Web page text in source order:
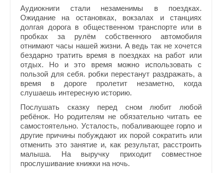
Аудиокниги стали незаменимы в поездках.
Ожидание на остановках, вокзалах и станциях
долгая дорога в общественном транспорте или в
пробках за рулём собственного автомобиля
отнимают часы нашей жизни. А ведь так не хочется
бездарно тратить время в поездках на работ или
отдых. Но и это время можно использовать с
пользой для себя. робки перестанут раздражать, а
время в дороге пролетит незаметно, когда
слушаешь интересную историю.
Послушать сказку перед сном любит любой
ребёнок. Но родителям не обязательно читать ее
самостоятельно. Усталость, побаливающее горло и
другие причины побуждают их порой сократить или
отменить это занятие и, как результат, расстроить
малыша. На выручку приходит совместное
прослушивание книжки на ночь.